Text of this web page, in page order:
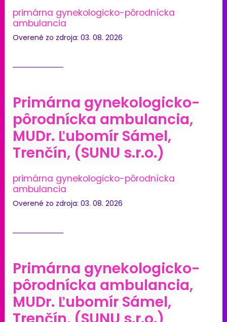
primárna gynekologicko-pôrodnícka
ambulancia
Overené zo zdroja: 03. 08. 2026
Primárna gynekologicko-
pôrodnícka ambulancia,
MUDr. Ľubomír Sámel,
Trenčín, (SUNU s.r.o.)
primárna gynekologicko-pôrodnícka
ambulancia
Overené zo zdroja: 03. 08. 2026
Primárna gynekologicko-
pôrodnícka ambulancia,
MUDr. Ľubomír Sámel,